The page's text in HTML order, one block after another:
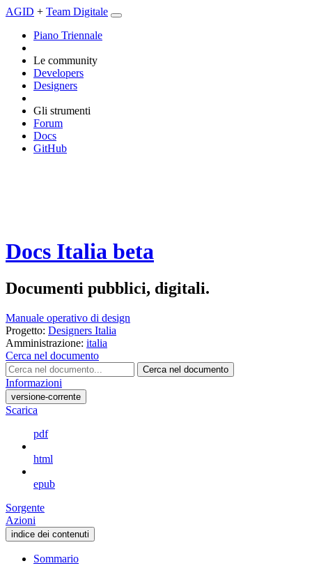
AGID + Team Digitale
Piano Triennale
Le community
Developers
Designers
Gli strumenti
Forum
Docs
GitHub
Docs Italia beta
Documenti pubblici, digitali.
Manuale operativo di design
Progetto: Designers Italia
Amministrazione: italia
Cerca nel documento
Cerca nel documento
Informazioni
versione-corrente
Scarica
pdf
html
epub
Sorgente
Azioni
indice dei contenuti
Sommario